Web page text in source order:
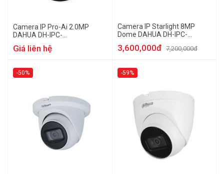
Camera IP Pro-Ai 2.0MP
DAHUA DH-IPC-
Giá liên hệ
Camera IP Starlight 8MP
Dome DAHUA DH-IPC-
3,600,000đ 7,200,000đ
-50% -59%